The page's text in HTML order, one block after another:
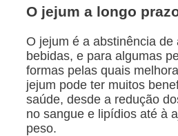
O jejum a longo
O jejum é a abstinência de
bebidas, e para algumas
formas pelas quais
jejum pode ter muitos
saúde, desde a redução
no sangue e lipídios até à
peso.